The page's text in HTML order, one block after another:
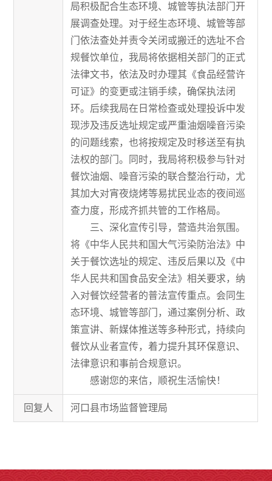
局积极配合生态环境、城管等执法部门开
展调查处理。对于经生态环境、城管等部
门依法查处并责令关闭或搬迁的选址不合
规餐饮单位，我局将依据相关部门的正式
法律文书，依法及时办理其《食品经营许
可证》的变更或注销手续，确保执法闭
环。后续我局在日常检查或处理投诉中发
现涉及违反选址规定或严重油烟噪音污染
的问题线索，也将按规定及时移送至有执
法权的部门。同时，我局将积极参与针对
餐饮油烟、噪音污染的联合整治行动，尤
其加大对宵夜烧烤等易扰民业态的夜间巡
查力度，形成齐抓共管的工作格局。
三、深化宣传引导，营造共治氛围。
将《中华人民共和国大气污染防治法》中
关于餐饮选址的规定、违反后果以及《中
华人民共和国食品安全法》相关要求，纳
入对餐饮经营者的普法宣传重点。 会同 生
态环境、城管等部门，通过案例分析、政
策宣讲、新媒体推送等多种形式，持续向
餐饮从业者宣传，着力提升其环保意识、
法律意识和事前合规意识。
感谢您的来信，顺祝生活愉快！
回复人 河口县市场监督管理局